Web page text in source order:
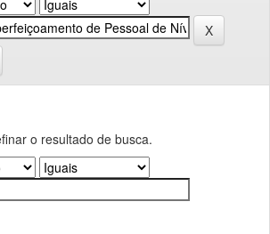
o resultado de busca.